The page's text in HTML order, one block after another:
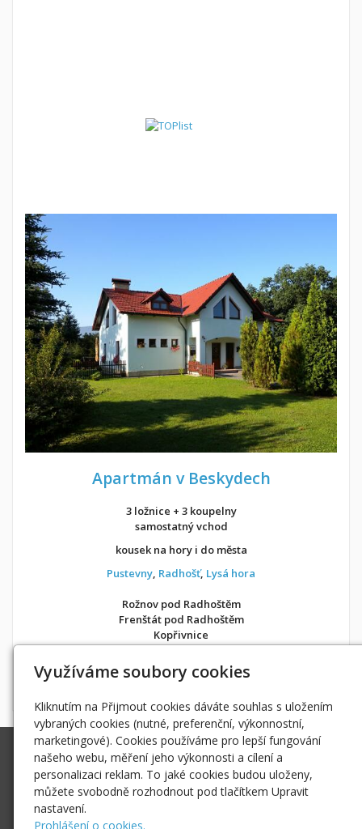
Apartmán v Beskydech
3 ložnice + 3 koupelny
samostatný vchod
kousek na hory i do města
Pustevny, Radhošť, Lysá hora
Rožnov pod Radhoštěm
Frenštát pod Radhoštěm
Kopřivnice
Možnost objednání ubytování také přesAirbnb
Ing. Radek Hoďák
Tichá 502, 742 74 Tichá
IČ: 18979661
radek@hodak.cz
Využíváme soubory cookies
Kliknutím na Přijmout cookies dáváte souhlas s uložením
vybraných cookies (nutné, preferenční, výkonnostní,
marketingové). Cookies používáme pro lepší fungování
našeho webu, měření jeho výkonnosti a cílení a
personalizaci reklam. To jaké cookies budou uloženy,
můžete svobodně rozhodnout pod tlačítkem Upravit
nastavení.
Prohlášení o cookies.